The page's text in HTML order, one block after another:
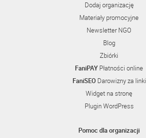
Dodaj organizację
Materiały promocyjne
Newsletter NGO
Blog
Zbiórki
FaniPAY Płatności online
FaniSEODarowizny za linki
Widget na stronę
Plugin WordPress
Pomoc dla organizacji